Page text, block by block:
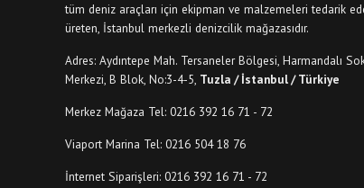
tüm deniz araçları için ekipman ve malzemeleri tedarik
üreten, İstanbul merkezli denizcilik mağazasıdır.
Adres: Aydıntepe Mah. Tersaneler Bölgesi, Harmandalı
Merkezi, B Blok, No:3-4-5, Tuzla / İstanbul / Türkiye
Merkez Mağaza Tel: 0216 392 16 71 - 72
Viaport Marina Tel: 0216 504 18 76
İnternet Siparişleri: 0216 392 16 71 - 72